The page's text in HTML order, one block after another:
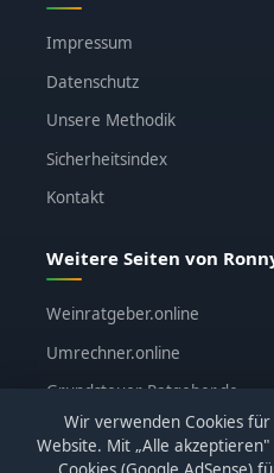
Impressum
Datenschutz
Unsere Methodik
Sicherheitsindex
Kontakt
Weitere Seiten von
Weinratgeber.online
Umrechner.online
Grundsteuer-Ratgeber.de
ronnybrummer.de
Wir verwenden Cookies
Website. Mit „Alle